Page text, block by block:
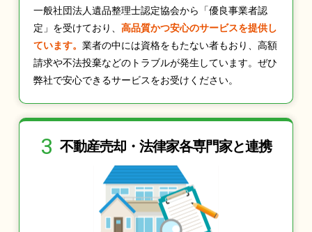
一般社団法人遺品整理士認定協会から「優良事業者認
定」を受けており、 高品質かつ安心のサービスを提供し
ています。 業者の中には資格をもたない者もおり、高額
請求や不法投棄などのトラブルが発生しています。ぜひ
弊社で安心できるサービスをお受けください。
3 不動産売却・法律家各専門家と連携